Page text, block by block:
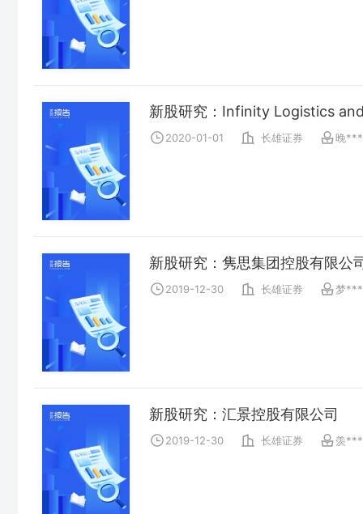
新股研究：Infinity Logistics
2020-01-01 长雄证券 晚***
新股研究：隽思集团控股有限公
2019-12-30 长雄证券 梦***
新股研究：汇景控股有限公司
2019-12-30 长雄证券 羡***